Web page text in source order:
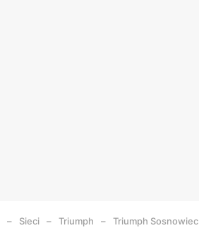
Sieci Triumph Triumph Sosnowiec